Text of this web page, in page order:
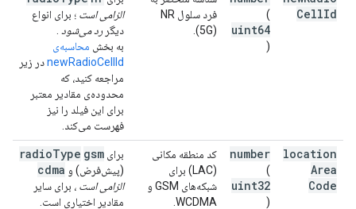
CellId
(
uint64
)
فرد سلول NR
(5G).
الزامی است ؛ برای انواع
دیگر رد می‌شود
به بخش محاسبه‌ی
newRadioCellIdدر زیر
مراجعه کنید، که
محدوده‌ی مقادیر معتبر
برای این فیلد را نیز
فهرست می‌کند.
location
Area
Code
number
(
uint32
)
کد منطقه مکانی
(LAC) برای
شبکه‌های GSM و
WCDMA.
برای radioType gsm
(پیش‌فرض) و cdma
الزامی است ، برای سایر
مقادیر اختیاری است.